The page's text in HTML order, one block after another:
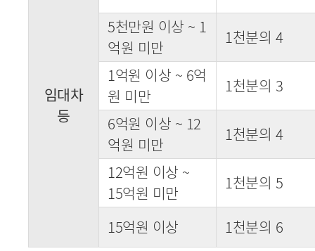
임대차
등
5천만원 이상 ~ 1
억원 미만
1천분의 4
1억원 이상 ~ 6억
원 미만
1천분의 3
6억원 이상 ~ 12
억원 미만
1천분의 4
12억원 이상 ~
15억원 미만
1천분의 5
15억원 이상 1천분의 6